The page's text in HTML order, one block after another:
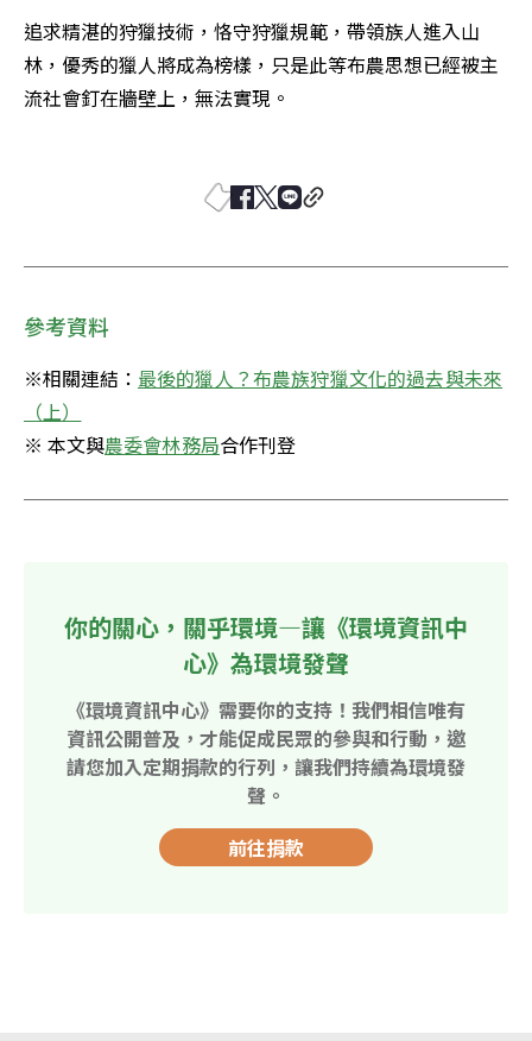
追求精湛的狩獵技術，恪守狩獵規範，帶領族人進入山
林，優秀的獵人將成為榜樣，只是此等布農思想已經被主
流社會釘在牆壁上，無法實現。
參考資料
※相關連結： 最後的獵人？布農族狩獵文化的過去與未來
※ 本文與農委會林務局合作刊登
你的關心，關乎環境—讓《環境資訊中
心》為環境發聲
《環境資訊中心》需要你的支持！我們相信唯有
資訊公開普及，才能促成民眾的參與和行動，邀
請您加入定期捐款的行列，讓我們持續為環境發
聲。
前往捐款